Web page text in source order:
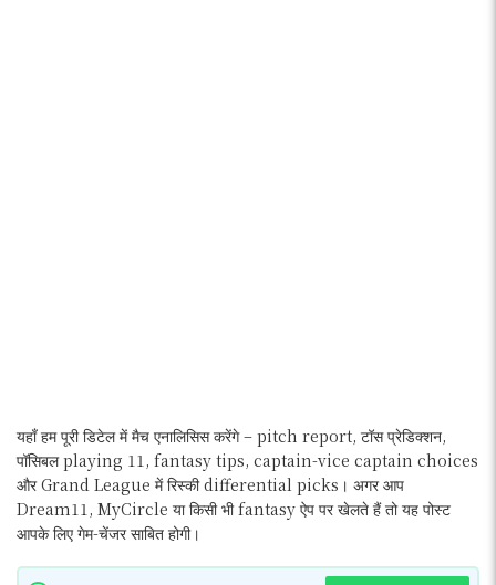
यहाँ हम पूरी डिटेल में मैच एनालिसिस करेंगे – pitch report, टॉस प्रेडिक्शन,
पॉसिबल playing 11, fantasy tips, captain-vice captain choices
और Grand League में रिस्की differential picks। अगर आप
Dream11, MyCircle या किसी भी fantasy ऐप पर खेलते हैं तो यह पोस्ट
आपके लिए गेम-चेंजर साबित होगी।